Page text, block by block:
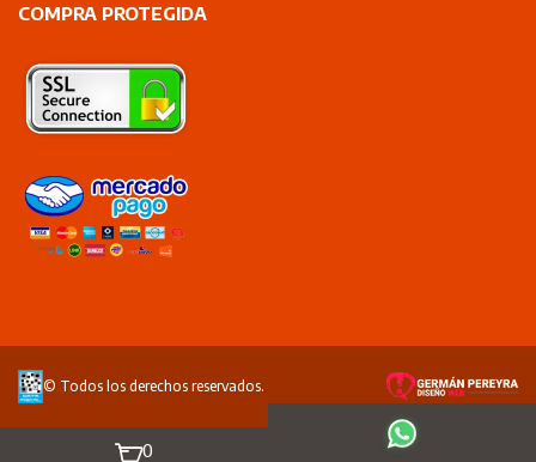
COMPRA PROTEGIDA
© Todos los derechos reservados.
0